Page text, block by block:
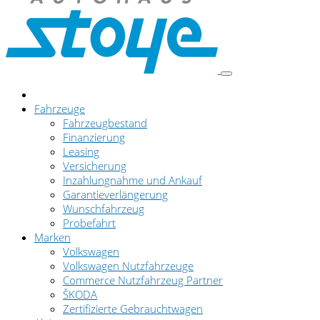
Fahrzeuge
Fahrzeugbestand
Finanzierung
Leasing
Versicherung
Inzahlungnahme und Ankauf
Garantieverlängerung
Wunschfahrzeug
Probefahrt
Marken
Volkswagen
Volkswagen Nutzfahrzeuge
Commerce Nutzfahrzeug Partner
ŠKODA
Zertifizierte Gebrauchtwagen